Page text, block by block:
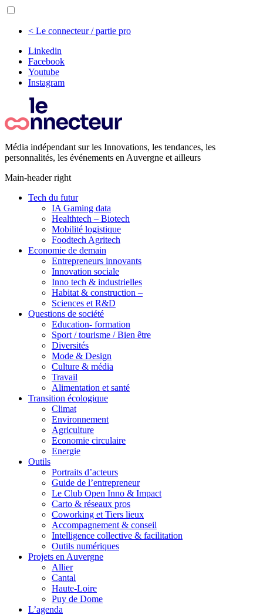
< Le connecteur / partie pro
Linkedin
Facebook
Youtube
Instagram
Média indépendant sur les Innovations, les tendances, les
personnalités, les événements en Auvergne et ailleurs
Main-header right
Tech du futur
IA Gaming data
Healthtech – Biotech
Mobilité logistique
Foodtech Agritech
Economie de demain
Entrepreneurs innovants
Innovation sociale
Inno tech & industrielles
Habitat & construction –
Sciences et R&D
Questions de société
Education- formation
Sport / tourisme / Bien être
Diversités
Mode & Design
Culture & média
Travail
Alimentation et santé
Transition écologique
Climat
Environnement
Agriculture
Economie circulaire
Energie
Outils
Portraits d’acteurs
Guide de l’entrepreneur
Le Club Open Inno & Impact
Carto & réseaux pros
Coworking et Tiers lieux
Accompagnement & conseil
Intelligence collective & facilitation
Outils numériques
Projets en Auvergne
Allier
Cantal
Haute-Loire
Puy de Dome
L’agenda